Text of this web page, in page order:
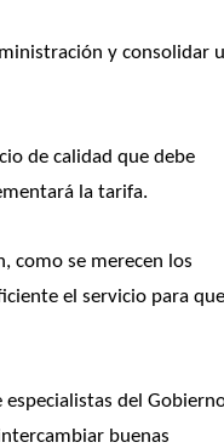
y consolidar
de calidad que debe
la tarifa.
como se merecen los
el servicio para
del
buenas